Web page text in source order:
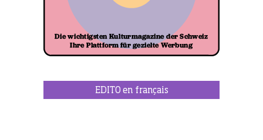
EDITO en français